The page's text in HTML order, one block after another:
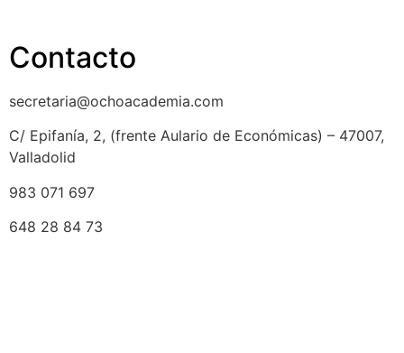
Contacto
secretaria@ochoacademia.com
C/ Epifanía, 2, (frente Aulario de Económicas) – 47007,
Valladolid
983 071 697
648 28 84 73